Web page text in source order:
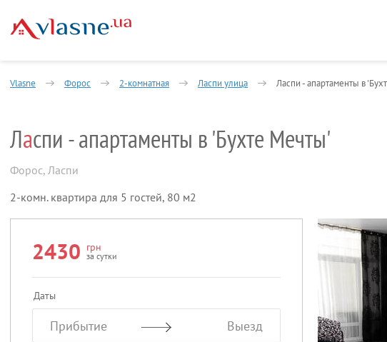
Vlasne Форос 2-комнатная Ласпи улица Ласпи - апартаменты в
Ласпи - апартаменты в 'Бухте Мечты'
Форос, Ласпи
2-комн. квартира для 5 гостей, 80 м2
2430 грн
за сутки
Даты
Прибытие Выезд